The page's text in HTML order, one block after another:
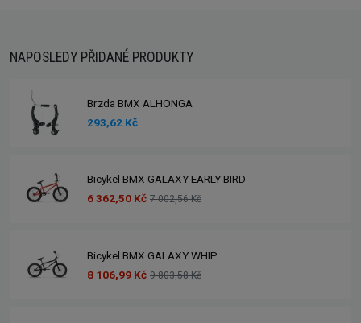
NAPOSLEDY PŘIDANÉ PRODUKTY
Brzda BMX ALHONGA
293,62 Kč
Bicykel BMX GALAXY EARLY BIRD
6 362,50 Kč 7 002,56 Kč
Bicykel BMX GALAXY WHIP
8 106,99 Kč 9 803,58 Kč